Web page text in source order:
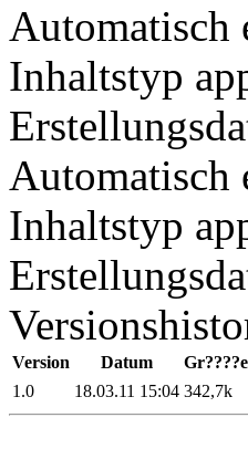
Automatisch
Inhaltstyp
Automatisch
Inhaltstyp
Version Datum
Gr????e
1.0
18.03.11 15:04 342,7k